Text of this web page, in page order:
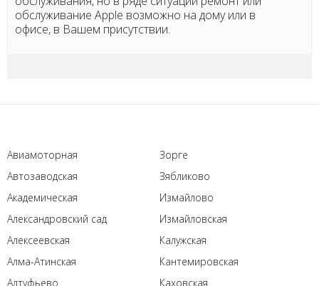
обслуживание Apple возможно на дому или в
офисе, в Вашем присутствии.
Авиамоторная
Автозаводская
Академическая
Александровский сад
Алексеевская
Алма-Атинская
Алтуфьево
Зорге
Зябликово
Измайлово
Измайловская
Калужская
Кантемировская
Каховская